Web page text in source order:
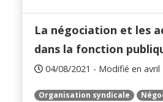
La négociation et les
dans la fonction
04/08/2021 - Modifié en avril
Organisation syndicale